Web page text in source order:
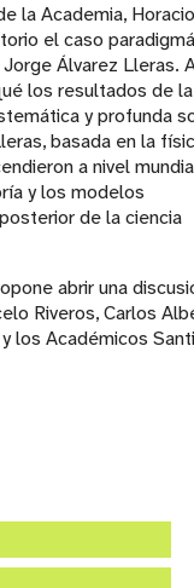
la Academia, Horacio
el caso
Álvarez Lleras.
los resultados de la
y profunda
basada en la
a nivel
y los modelos
de la ciencia
abrir una
Riveros, Carlos
los Académicos